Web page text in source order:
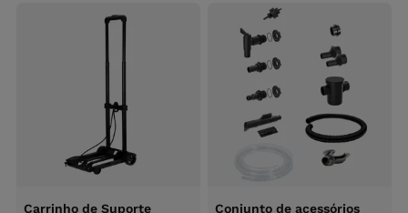
Carrinho de Suporte
Conjunto de acessórios